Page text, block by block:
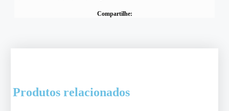
Compartilhe:
Produtos relacionados